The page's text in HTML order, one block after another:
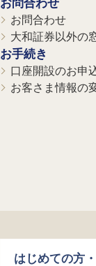
お問合わせ
お問合わせ
大和証券以外の
お手続き
口座開設のお申
お客さま情報の
はじめての方